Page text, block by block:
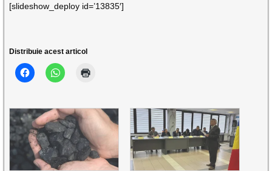
[slideshow_deploy id=’13835′]
Distribuie acest articol